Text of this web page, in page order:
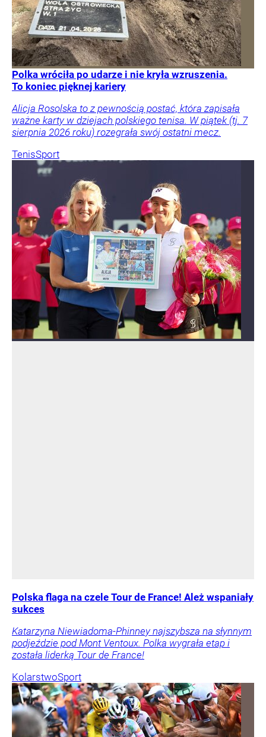
Polka wróciła po udarze i nie kryła wzruszenia.
To koniec pięknej kariery
Alicja Rosolska to z pewnością postać, która zapisała
ważne karty w dziejach polskiego tenisa. W piątek (tj. 7
sierpnia 2026 roku) rozegrała swój ostatni mecz.
TenisSport
Polska flaga na czele Tour de France! Ależ wspaniały
sukces
Katarzyna Niewiadoma-Phinney najszybsza na słynnym
podjeździe pod Mont Ventoux. Polka wygrała etap i
została liderką Tour de France!
KolarstwoSport